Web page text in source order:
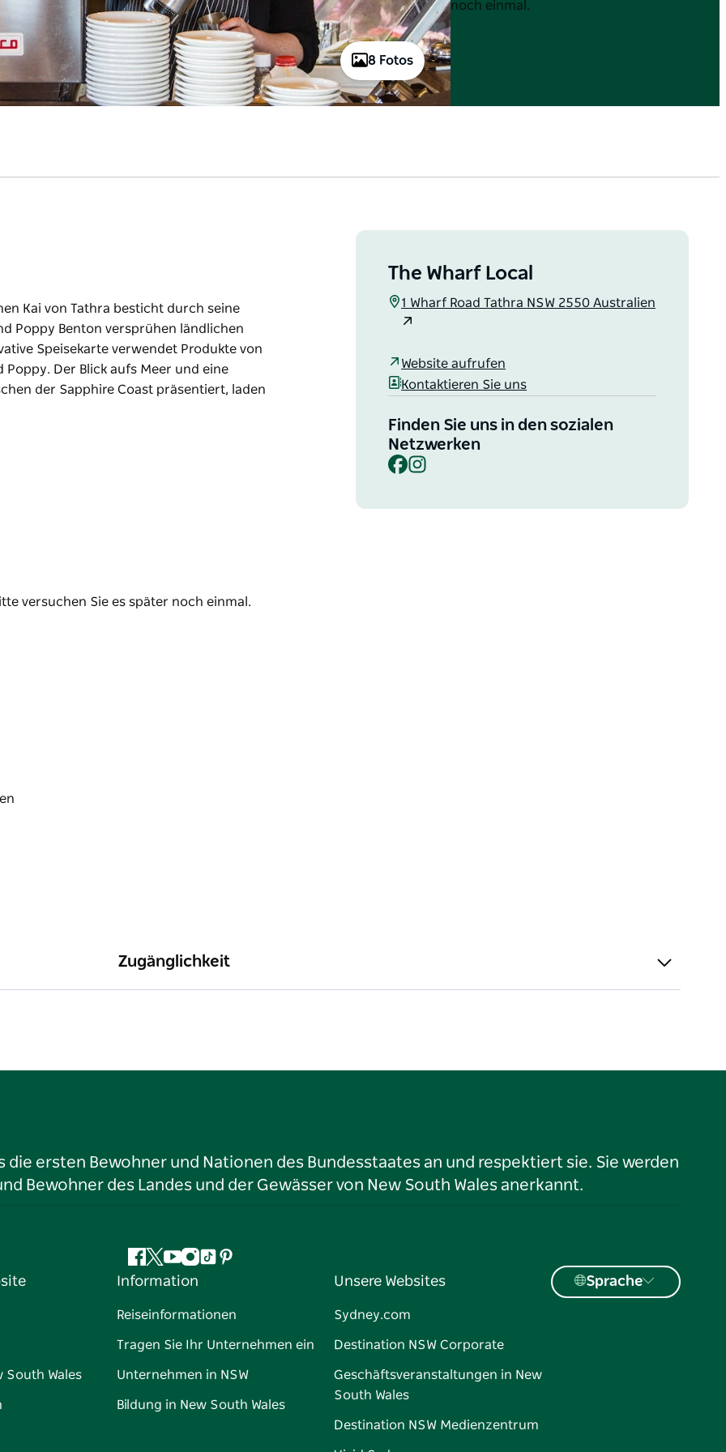
8 Fotos
noch einmal.
Kai von Tathra besticht durch seine
Poppy Benton versprühen ländlichen
Speisekarte verwendet Produkte von
Poppy. Der Blick aufs Meer und eine
der Sapphire Coast präsentiert, laden
Poppy Benton versprühen ländlichen
bestellen, Wale vor der Küste beobachten,
zurück zu Ihrem Ausgangspunkt
The Wharf Local
1 Wharf Road Tathra NSW 2550 Australien
Website aufrufen
Kontaktieren Sie uns
Finden Sie uns in den sozialen
Netzwerken
Facebook
versuchen Sie es später noch einmal.
Zugänglichkeit
die ersten Bewohner und Nationen des Bundesstaates an und respektiert sie. Sie werden
Bewohner des Landes und der Gewässer von New South Wales anerkannt.
Facebook
Twitter
YouTube
Instagram
TikTokPinterest
South Wales
Information
Reiseinformationen
Tragen Sie Ihr Unternehmen ein
Unternehmen in NSW
Bildung in New South Wales
Unsere Websites
Sydney.com
Destination NSW Corporate
Geschäftsveranstaltungen in New
South Wales
Destination NSW Medienzentrum
Sprache